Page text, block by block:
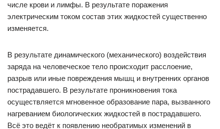
числе крови и лимфы. В результате поражения
электрическим током состав этих жидкостей существенно
изменяется.
В результате динамического (механического) воздействия
заряда на человеческое тело происходит расслоение,
разрыв или иные повреждения мышц и внутренних органов
пострадавшего. В результате проникновения тока
осуществляется мгновенное образование пара, вызванного
нагреванием биологических жидкостей в пострадавшего.
Всё это ведёт к появлению необратимых изменений в